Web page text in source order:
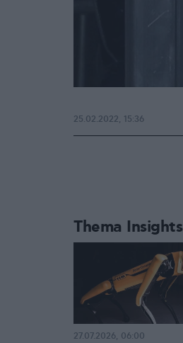
25.02.2022, 15:36
Thema Insights
27.07.2026, 06:00